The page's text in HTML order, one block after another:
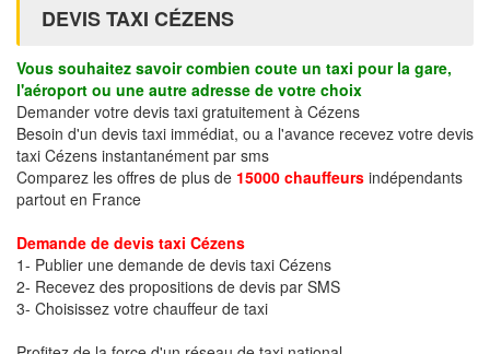
DEVIS TAXI CÉZENS
Vous souhaitez savoir combien coute un taxi pour la gare,
l'aéroport ou une autre adresse de votre choix
Demander votre devis taxi gratuitement à Cézens
Besoin d'un devis taxi immédiat, ou a l'avance recevez votre devis
taxi Cézens instantanément par sms
Comparez les offres de plus de 15000 chauffeurs indépendants
partout en France
Demande de devis taxi Cézens
1- Publier une demande de devis taxi Cézens
2- Recevez des propositions de devis par SMS
3- Choisissez votre chauffeur de taxi